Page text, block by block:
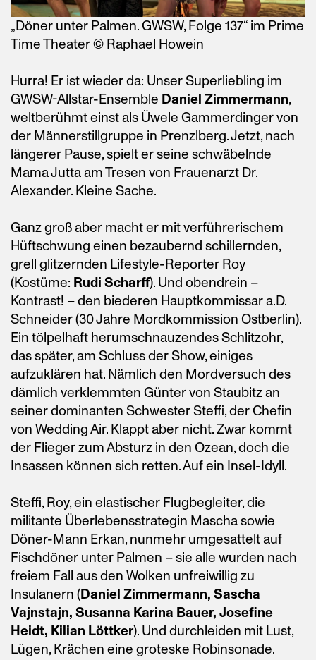
„Döner unter Palmen. GWSW, Folge 137“ im Prime
Time Theater © Raphael Howein
Hurra! Er ist wieder da: Unser Superliebling im
GWSW-Allstar-Ensemble Daniel Zimmermann,
weltberühmt einst als Üwele Gammerdinger von
der Männerstillgruppe in Prenzlberg. Jetzt, nach
längerer Pause, spielt er seine schwäbelnde
Mama Jutta am Tresen von Frauenarzt Dr.
Alexander. Kleine Sache.
Ganz groß aber macht er mit verführerischem
Hüftschwung einen bezaubernd schillernden,
grell glitzernden Lifestyle-Reporter Roy
(Kostüme: Rudi Scharff). Und obendrein –
Kontrast! – den biederen Hauptkommissar a.D.
Schneider (30 Jahre Mordkommission Ostberlin).
Ein tölpelhaft herumschnauzendes Schlitzohr,
das später, am Schluss der Show, einiges
aufzuklären hat. Nämlich den Mordversuch des
dämlich verklemmten Günter von Staubitz an
seiner dominanten Schwester Steffi, der Chefin
von Wedding Air. Klappt aber nicht. Zwar kommt
der Flieger zum Absturz in den Ozean, doch die
Insassen können sich retten. Auf ein Insel-Idyll.
Steffi, Roy, ein elastischer Flugbegleiter, die
militante Überlebensstrategin Mascha sowie
Döner-Mann Erkan, nunmehr umgesattelt auf
Fischdöner unter Palmen – sie alle wurden nach
freiem Fall aus den Wolken unfreiwillig zu
Insulanern (DanielZimmermann,Sascha
Vajnstajn, Susanna Karina Bauer, Josefine
Heidt, Kilian Löttker). Und durchleiden mit Lust,
Lügen, Krächen eine groteske Robinsonade.